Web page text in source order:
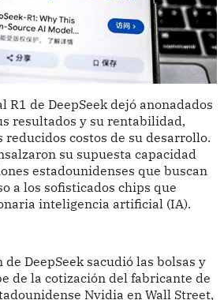
R1 de DeepSeek dejó anonadados
resultados y su rentabilidad,
reducidos costos de su desarrollo.
su supuesta capacidad
estadounidenses que buscan
a los sofisticados chips que
inteligencia artificial (IA).
DeepSeek sacudió las bolsas y
de la cotización del fabricante de
Nvidia en Wall Street,